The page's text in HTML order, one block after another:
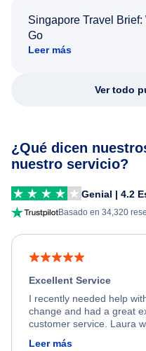
Singapore Travel
Go
Leer más
Ver todo
¿Qué dicen
nuestro servicio?
Genial | 4.2
Basado en 34,320
Excellent Service
I recently needed help
change and had a great
customer service. Laura
Leer más